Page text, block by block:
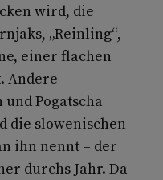
wird, die
„Reinling“,
einer flachen
Andere
Pogatscha
die slowenischen
ihn nennt – der
durchs Jahr. Da